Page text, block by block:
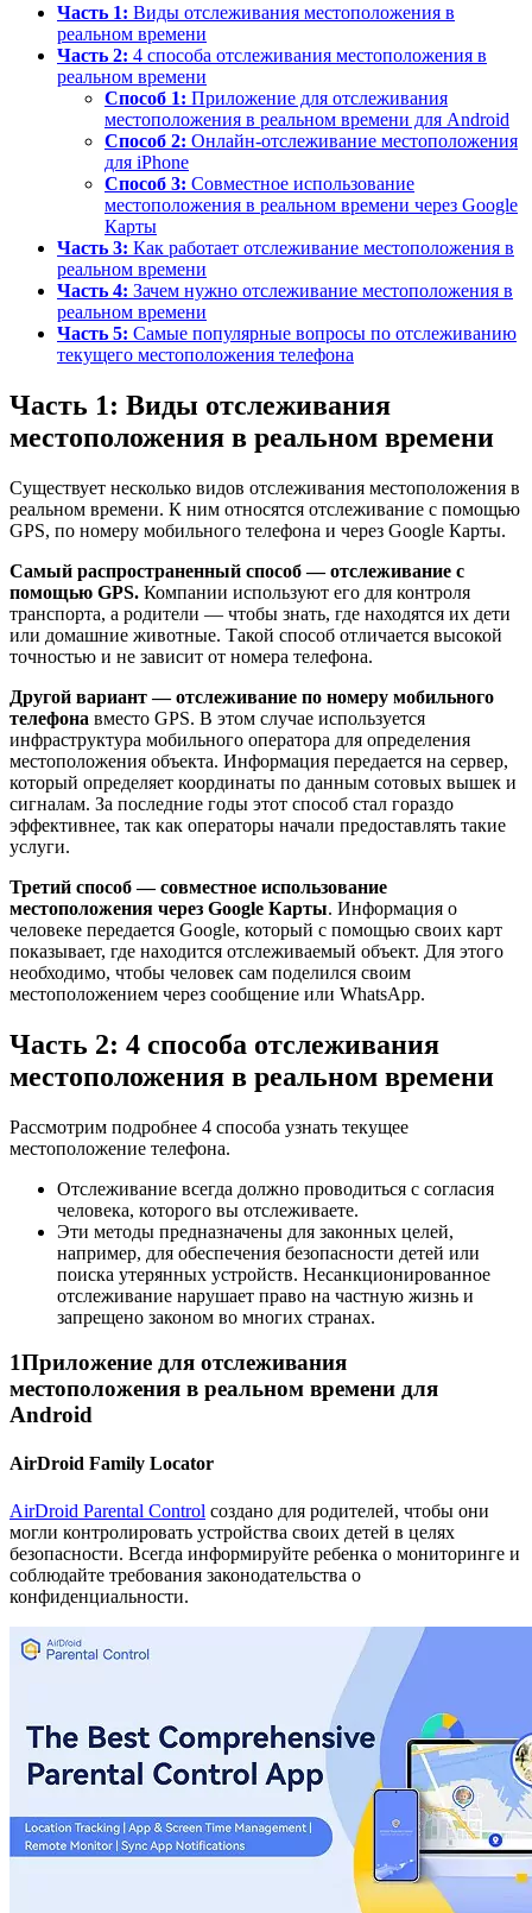
Часть 1: Виды отслеживания местоположения в
реальном времени
Часть 2: 4 способа отслеживания местоположения в
реальном времени
Способ 1: Приложение для отслеживания
местоположения в реальном времени для Android
Способ 2: Онлайн-отслеживание местоположения
для iPhone
Способ 3: Совместное использование
местоположения в реальном времени через Google
Карты
Часть 3: Как работает отслеживание местоположения в
реальном времени
Часть 4: Зачем нужно отслеживание местоположения в
реальном времени
Часть 5: Самые популярные вопросы по отслеживанию
текущего местоположения телефона
Часть 1: Виды отслеживания
местоположения в реальном времени
Существует несколько видов отслеживания местоположения в
реальном времени. К ним относятся отслеживание с помощью
GPS, по номеру мобильного телефона и через Google Карты.
Самый распространенный способ — отслеживание с
помощью GPS. Компании используют его для контроля
транспорта, а родители — чтобы знать, где находятся их дети
или домашние животные. Такой способ отличается высокой
точностью и не зависит от номера телефона.
Другой вариант — отслеживание по номеру мобильного
телефона вместо GPS. В этом случае используется
инфраструктура мобильного оператора для определения
местоположения объекта. Информация передается на сервер,
который определяет координаты по данным сотовых вышек и
сигналам. За последние годы этот способ стал гораздо
эффективнее, так как операторы начали предоставлять такие
услуги.
Третий способ — совместное использование
местоположения через Google Карты. Информация о
человеке передается Google, который с помощью своих карт
показывает, где находится отслеживаемый объект. Для этого
необходимо, чтобы человек сам поделился своим
местоположением через сообщение или WhatsApp.
Часть 2: 4 способа отслеживания
местоположения в реальном времени
Рассмотрим подробнее 4 способа узнать текущее
местоположение телефона.
Отслеживание всегда должно проводиться с согласия
человека, которого вы отслеживаете.
Эти методы предназначены для законных целей,
например, для обеспечения безопасности детей или
поиска утерянных устройств. Несанкционированное
отслеживание нарушает право на частную жизнь и
запрещено законом во многих странах.
1Приложение для отслеживания
местоположения в реальном времени для
Android
AirDroid Family Locator
AirDroid Parental Control создано для родителей, чтобы они
могли контролировать устройства своих детей в целях
безопасности. Всегда информируйте ребенка о мониторинге и
соблюдайте требования законодательства о
конфиденциальности.